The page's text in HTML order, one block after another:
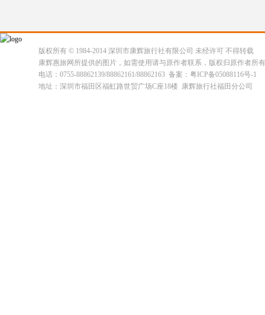
版权所有 © 1984-2014 深圳市康辉旅行社有限公司 未经许可 不得转载
康辉惠旅网所提供的图片，如需使用请与原作者联系，版权归原作者所
电话：0755-88862139/88862161/88862163 备案：粤ICP备05088116号-1
地址：深圳市福田区福虹路世贸广场C座18楼 康辉旅行社福田分公司